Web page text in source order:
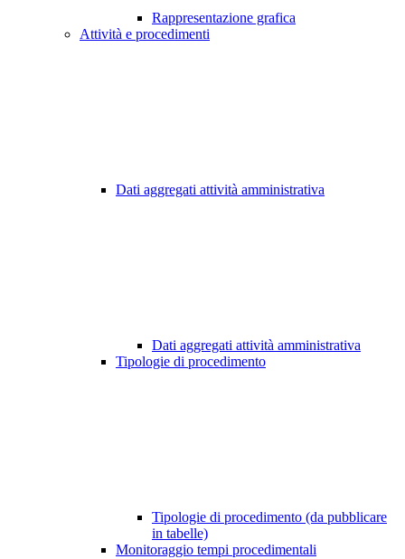
Rappresentazione grafica
Attività e procedimenti
Dati aggregati attività amministrativa
Dati aggregati attività amministrativa
Tipologie di procedimento
Tipologie di procedimento (da pubblicare
in tabelle)
Monitoraggio tempi procedimentali